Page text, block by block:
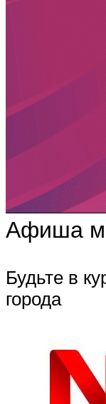
Афиша
Будьте в
города